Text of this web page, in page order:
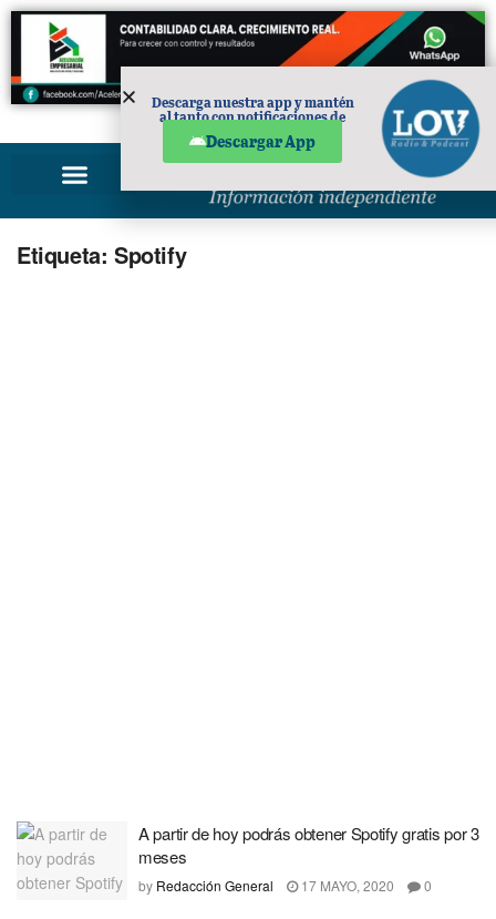
PUBLICIDAD
Etiqueta: Spotify
A partir de hoy podrás obtener Spotify gratis por 3
meses
by Redacción General 17 MAYO, 2020 0
Descarga nuestra app y mantén
al tanto con notificaciones de
Descargar App